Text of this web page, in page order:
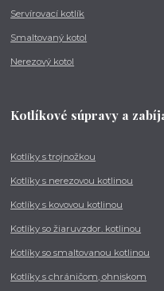
Servírovací kotlík
Smaltovaný kotol
Nerezový kotol
Kotlíkové súpravy a
Kotlíky s trojnožkou
Kotlíky s nerezovou kotlinou
Kotlíky s kovovou kotlinou
Kotlíky so žiaruvzdor. kotlinou
Kotlíky so smaltovanou kotlinou
Kotlíky s chráničom, ohniskom